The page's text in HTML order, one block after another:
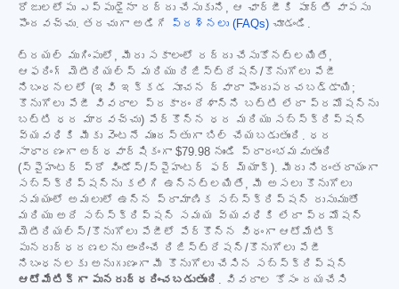
రోజులలోపు ఎప్పుడైనా రద్దు చేసుకుని, ఆ ఛార్జీకి పూర్తి వాపసు
పొందవచ్చు. తరచుగా అడిగే
ప్రశ్నలు (FAQs) చూడండి.
ట్రయల్ ముగింపులో, మీరు సకాలంలో రద్దు చేసుకోనట్లయితే,
ఆఫరింగ్ మెటీరియల్స్ మరియు రిజిస్ట్రేషన్/కొనుగోలు పేజీ
నిబంధనలలో (ఇవి ఇక్కడ సూచన ద్వారా పొందుపరచబడ్డాయి;
కొనుగోలు పేజీ వివరాల ప్రకారం దేశాన్ని బట్టి లేదా ప్రమోషన్‌ను
బట్టి ధర మారవచ్చు) పేర్కొన్న ధర మరియు సబ్‌స్క్రిప్షన్
వ్యవధికి మీకు వెంటనే ముందస్తుగా బిల్ చేయబడుతుంది. ధర
సాధారణంగా అర్ధవార్షికంగా $79.98 నుండి ప్రారంభమవుతుంది
(స్పైహంటర్ ప్రో విండోస్/స్పైహంటర్ ఫర్ మ్యాక్). మీరు నిరంతరాయంగా
సబ్‌స్క్రిప్షన్‌ను కలిగి ఉన్నట్లయితే, మీ అసలు కొనుగోలు
సమయంలో అమలులో ఉన్న ప్రామాణిక సబ్‌స్క్రిప్షన్ రుసుముతో
మరియు అదే సబ్‌స్క్రిప్షన్ సమయ వ్యవధికి లేదా ప్రమోషన్
మెటీరియల్స్/కొనుగోలు పేజీలో పేర్కొన్న విధంగా ఆటోమేటిక్
పునరుద్ధరణలను అందించే రిజిస్ట్రేషన్/కొనుగోలు పేజీ
నిబంధనలకు అనుగుణంగా మీ కొనుగోలు చేసిన సబ్‌స్క్రిప్షన్
ఆటోమేటిక్‌గా పునరుద్ధరించబడుతుంది . వివరాల కోసం దయచేసి